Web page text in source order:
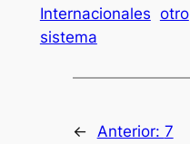
Internacionales otro
sistema
← Anterior: 7